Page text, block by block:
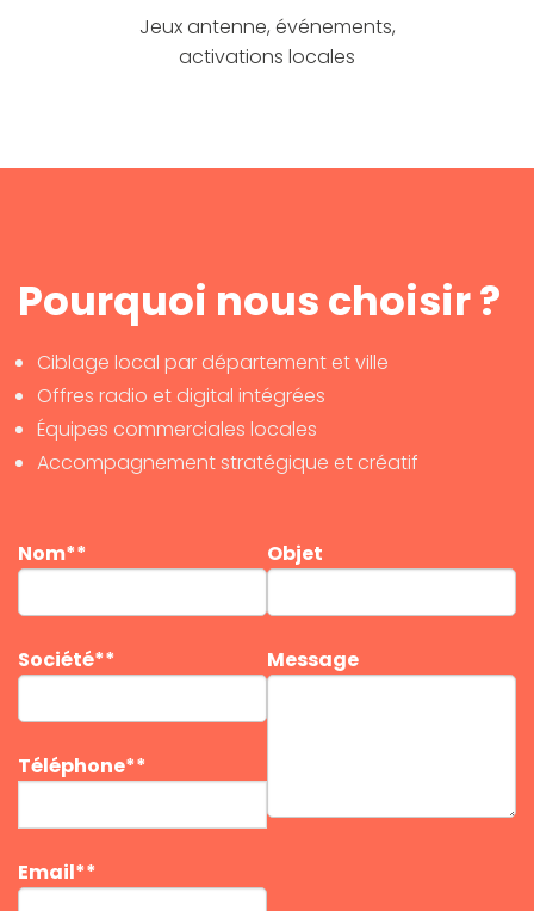
Jeux antenne, événements,
activations locales
Pourquoi nous choisir ?
Ciblage local par département et ville
Offres radio et digital intégrées
Équipes commerciales locales
Accompagnement stratégique et créatif
Nom**
Société**
Téléphone**
Email**
Objet
Message